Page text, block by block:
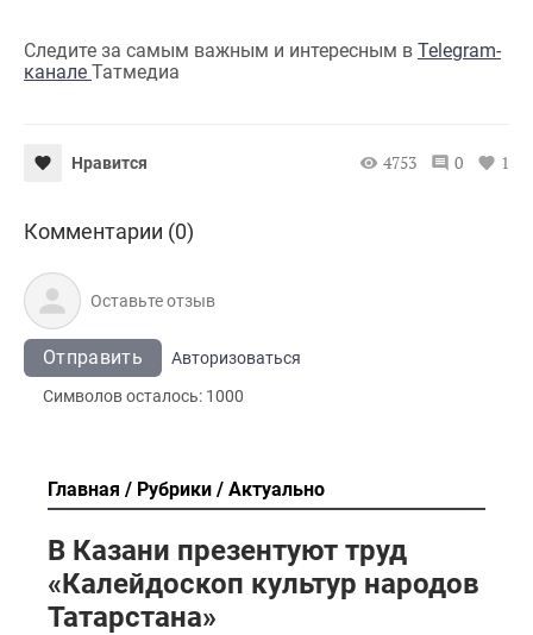
Следите за самым важным и интересным в Telegram-
канале Татмедиа
Нравится 4753 0 1
Комментарии (0)
Отправить
Авторизоваться
Символов осталось: 1000
Главная Рубрики Актуально
В Казани презентуют труд
«Калейдоскоп культур народов
Татарстана»